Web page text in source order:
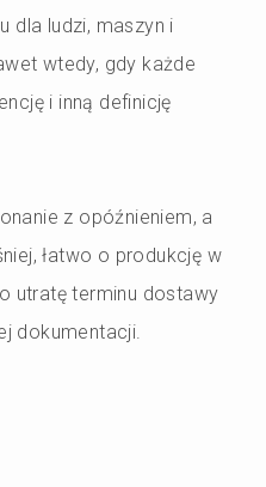
dla ludzi, maszyn i
wtedy, gdy każde
i inną definicję
z opóźnieniem, a
łatwo o produkcję w
utratę terminu dostawy
dokumentacji.